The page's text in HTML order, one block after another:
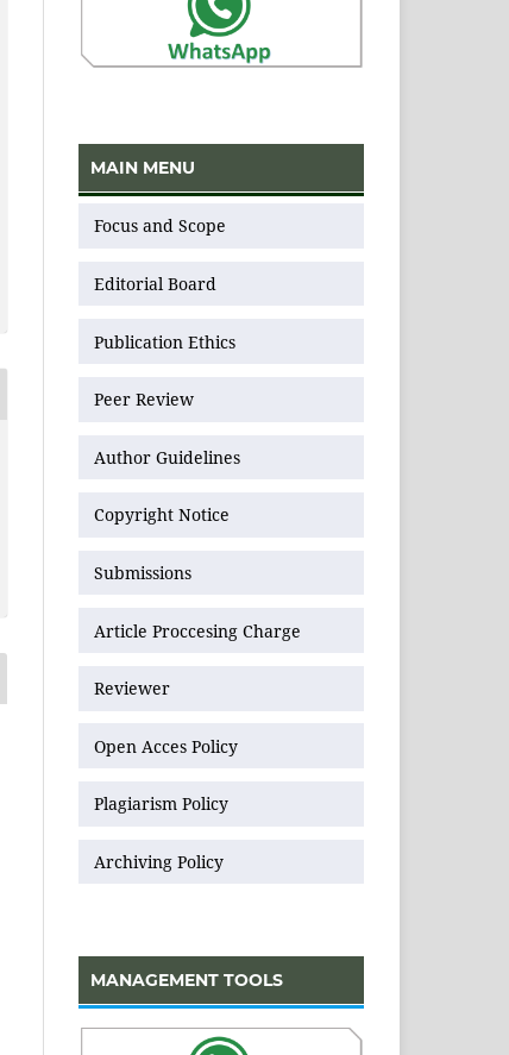
MAIN MENU
Focus and Scope
Editorial Board
Publication Ethics
Peer Review
Author Guidelines
Copyright Notice
Submissions
Article Proccesing Charge
Reviewer
Open Acces Policy
Plagiarism Policy
Archiving Policy
MANAGEMENT TOOLS